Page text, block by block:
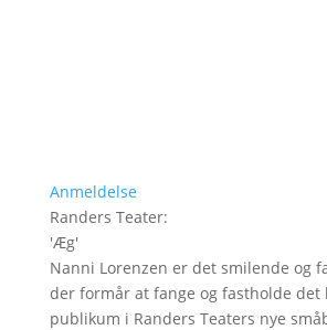
Anmeldelse
Randers Teater:
'Æg'
Nanni Lorenzen er det smilende og
der formår at fange og fastholde det
publikum i Randers Teaters nye